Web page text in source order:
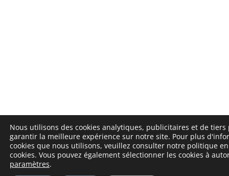
Nous utilisons des cookies analytiques, publicitaires et de tiers
garantir la meilleure expérience sur notre site. Pour plus
cookies que nous utilisons, veuillez consulter notre politique
cookies. Vous pouvez également sélectionner les cookies à
paramètres.